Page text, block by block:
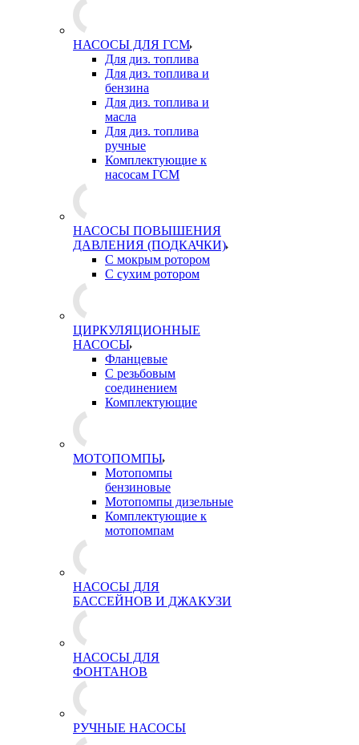
НАСОСЫ ДЛЯ ГСМ
Для диз. топлива
Для диз. топлива и
бензина
Для диз. топлива и
масла
Для диз. топлива
ручные
Комплектующие к
насосам ГСМ
НАСОСЫ ПОВЫШЕНИЯ
ДАВЛЕНИЯ (ПОДКАЧКИ)
С мокрым ротором
С сухим ротором
ЦИРКУЛЯЦИОННЫЕ
НАСОСЫ
Фланцевые
С резьбовым
соединением
Комплектующие
МОТОПОМПЫ
Мотопомпы
бензиновые
Мотопомпы дизельные
Комплектующие к
мотопомпам
НАСОСЫ ДЛЯ
БАССЕЙНОВ И ДЖАКУЗИ
НАСОСЫ ДЛЯ
ФОНТАНОВ
РУЧНЫЕ НАСОСЫ